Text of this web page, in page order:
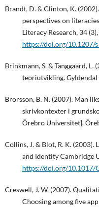
Brandt, D. & Clinton, K.
perspectives on
Literacy Research, 34
https://doi.org/10.1207/
Brinkmann, S. & Tanggaard,
teoriutvikling. Gyldendal
Brorsson, B. N. (2007). Man
skrivkontexter i
Örebro Universitet].
Collins, J. & Blot, R. K. (2003).
and Identity Cambridge
https://doi.org/10.1017/
Creswell, J. W. (2007).
Choosing among five